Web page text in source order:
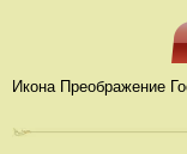
Икона Преображение